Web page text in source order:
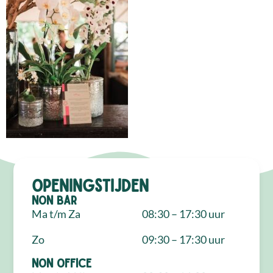
Openingstijden
NON Bar
Ma t/m Za
Zo
08:30 – 17:30 uur
09:30 – 17:30 uur
NON Office